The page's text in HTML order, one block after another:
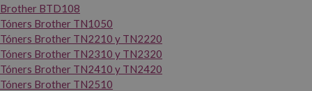
Brother BTD108
Tóners Brother TN1050
Tóners Brother TN2210 y TN2220
Tóners Brother TN2310 y TN2320
Tóners Brother TN2410 y TN2420
Tóners Brother TN2510